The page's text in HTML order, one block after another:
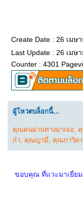
Create Date : 26 เมษ
Last Update : 26 เมษ
Counter : 4301
ผู้โหวตบล็อกนี้...
คุณคนผ่านทางมาเจอ,
ก๋า, คุณญามี่, คุณภาวิด